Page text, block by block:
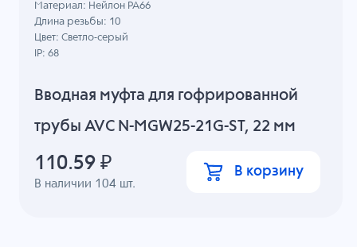
Вводная муфта для гофрированной
трубы AVC N-MGW25-21G-ST, 22 мм
В наличии 104 шт.
Материал: Нейлон PA66
Длина резьбы: 10
Цвет: Светло-серый
IP: 68
110.59 ₽ В корзину